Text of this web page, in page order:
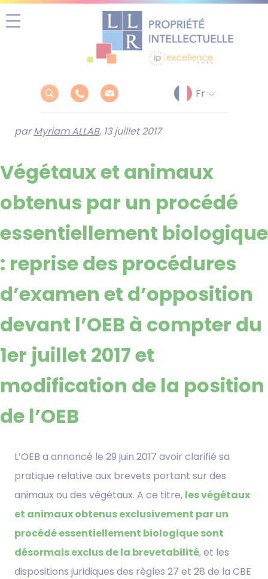
parMyriam ALLAB, 13 juillet 2017
Végétaux et animaux
obtenus par un procédé
essentiellement biologique
: reprise des procédures
d’examen et d’opposition
devant l’OEB à compter du
1er juillet 2017 et
modification de la position
de l’OEB
L’OEB a annoncé le 29 juin 2017 avoir clarifié sa
pratique relative aux brevets portant sur des
animaux ou des végétaux. A ce titre, les végétaux
et animaux obtenus exclusivement par un
procédé essentiellement biologique sont
désormais exclus de la brevetabilité, et les
dispositions juridiques des règles 27 et 28 de la CBE